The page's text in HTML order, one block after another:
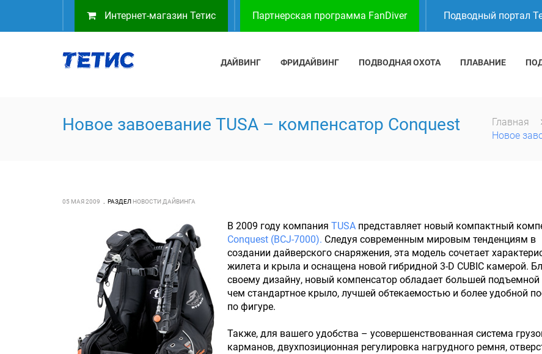
Интернет-магазин Тетис Партнерская программа FanDiver Подводный портал
ДАЙВИНГ ФРИДАЙВИНГ ПОДВОДНАЯ ОХОТА ПЛАВАНИЕ
Новое завоевание TUSA – компенсатор Conquest Главная
Новое
05 МАЯ 2009 РАЗДЕЛ НОВОСТИ ДАЙВИНГА
В 2009 году компания TUSA представляет новый компактный
Conquest (BCJ-7000). Следуя современным мировым тенденциям в
создании дайверского снаряжения, эта модель сочетает
жилета и крыла и оснащена новой гибридной 3-D CUBIC камерой.
своему дизайну, новый компенсатор обладает большей подъемной
чем стандартное крыло, лучшей обтекаемостью и более удобной
по фигуре.
Также, для вашего удобства – усовершенствованная система
карманов, двухпозиционная регулировка нагрудного ремня,